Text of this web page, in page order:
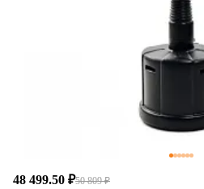
48 499.50 ₽50 809 ₽